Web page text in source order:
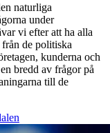
naturliga
under
vi efter att ha alla
från de politiska
kunderna och
bredd av frågor på
till de